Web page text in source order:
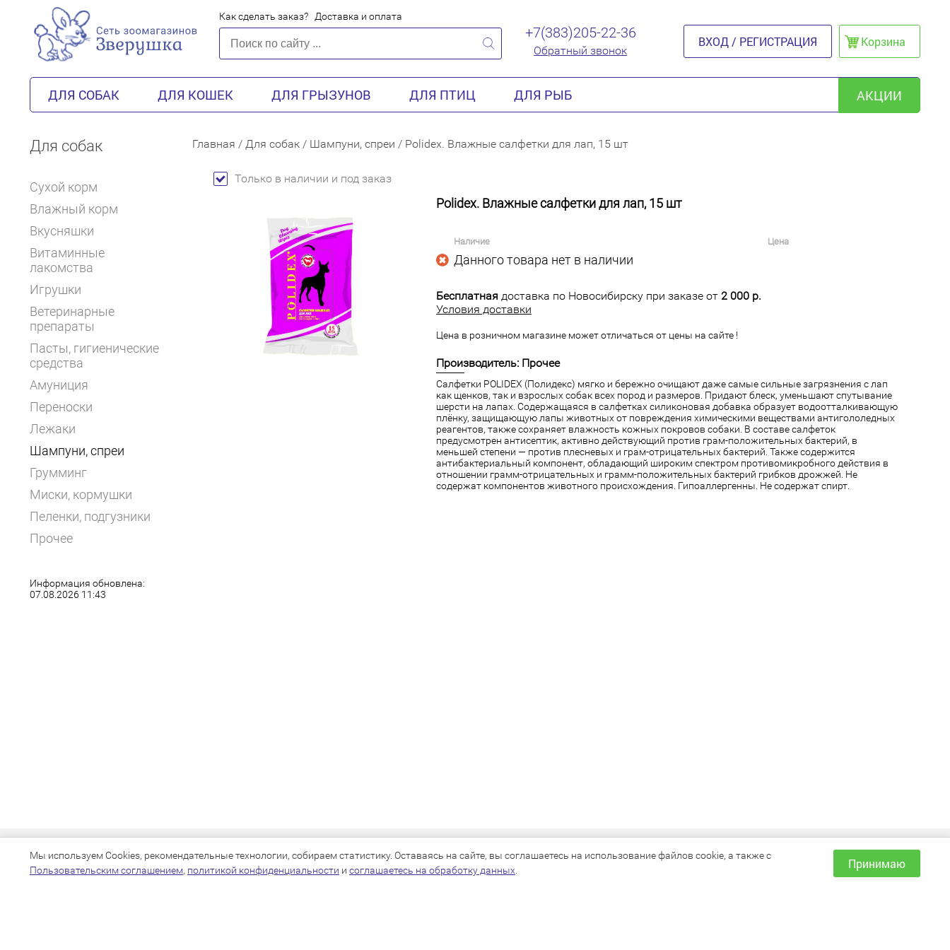
Как сделать заказ? Доставка и оплата
+7(383)205-22-36
Обратный звонок
ВХОД / РЕГИСТРАЦИЯ Корзина
ДЛЯ СОБАК ДЛЯ КОШЕК ДЛЯ ГРЫЗУНОВ ДЛЯ ПТИЦ ДЛЯ РЫБ АКЦИИ
Для собак
Сухой корм
Влажный корм
Вкусняшки
Витаминные
лакомства
Игрушки
Ветеринарные
препараты
Пасты, гигиенические
средства
Амуниция
Переноски
Лежаки
Шампуни, спреи
Грумминг
Миски, кормушки
Пеленки, подгузники
Прочее
Информация обновлена:
07.08.2026 11:43
Главная / Для собак / Шампуни, спреи / Polidex. Влажные салфетки для лап, 15 шт
Только в наличии и под заказ
Polidex. Влажные салфетки для лап, 15 шт
Наличие Цена
Данного товара нет в наличии
Бесплатная доставка по Новосибирску при заказе от 2 000 р.
Условия доставки
Цена в розничном магазине может отличаться от цены на сайте !
Производитель: Прочее
Салфетки POLIDEX (Полидекс) мягко и бережно очищают даже самые сильные загрязнения с лап
как щенков, так и взрослых собак всех пород и размеров. Придают блеск, уменьшают спутывание
шерсти на лапах. Содержащаяся в салфетках силиконовая добавка образует водоотталкивающую
плёнку, защищающую лапы животных от повреждения химическими веществами антигололедных
реагентов, также сохраняет влажность кожных покровов собаки. В составе салфеток
предусмотрен антисептик, активно действующий против грам-положительных бактерий, в
меньшей степени — против плесневых и грам-отрицательных бактерий. Также содержится
антибактериальный компонент, обладающий широким спектром противомикробного действия в
отношении грамм-отрицательных и грамм-положительных бактерий грибков дрожжей. Не
содержат компонентов животного происхождения. Гипоаллергенны. Не содержат спирт.
КАТАЛОГ
Для собак
ИНФОРМАЦИЯ
Как сделать заказ?
Мы используем Cookies, рекомендательные технологии, собираем статистику. Оставаясь на сайте, вы соглашаетесь на использование файлов cookie, а также с
Пользовательским соглашением, политикой конфиденциальности и соглашаетесь на обработку данных Принимаю